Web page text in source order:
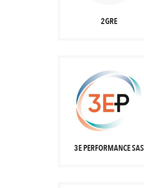
2GRE
3E PERFORMANCE SAS